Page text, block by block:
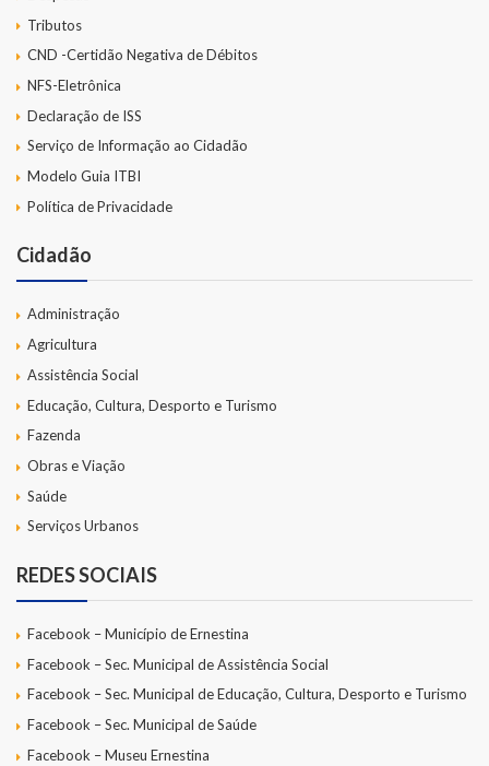
Tributos
CND -Certidão Negativa de Débitos
NFS-Eletrônica
Declaração de ISS
Serviço de Informação ao Cidadão
Modelo Guia ITBI
Política de Privacidade
Cidadão
Administração
Agricultura
Assistência Social
Educação, Cultura, Desporto e Turismo
Fazenda
Obras e Viação
Saúde
Serviços Urbanos
REDES SOCIAIS
Facebook – Município de Ernestina
Facebook – Sec. Municipal de Assistência Social
Facebook – Sec. Municipal de Educação, Cultura, Desporto e Turismo
Facebook – Sec. Municipal de Saúde
Facebook – Museu Ernestina